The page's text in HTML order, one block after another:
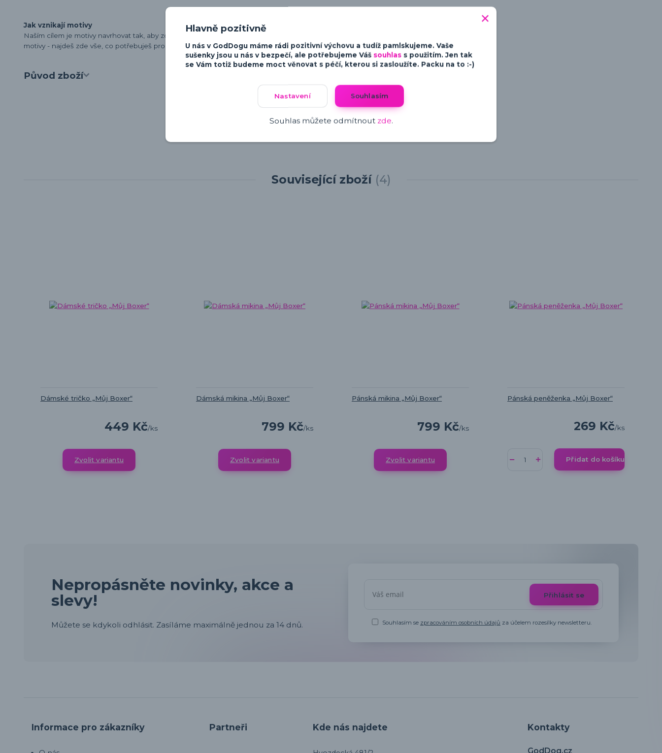
Jak vznikají motivy
Naším cílem je motivy navrhovat tak, aby zdůraznily osobnost a charakter psů. Od minimalistických a moderních designů po vtipné a hravé
motivy - najdeš zde vše, co potřebuješ pro vyjádření své lásky ke psům.
Původ zboží
Související zboží 4
Dámské tričko „Můj Boxer“
449 Kč/ks
Zvolit variantu
Dámská mikina „Můj Boxer“
799 Kč/ks
Zvolit variantu
Pánská mikina „Můj Boxer“
799 Kč/ks
Zvolit variantu
Pánská peněženka „Můj Boxer“
269 Kč/ks
Přidat do košíku
Nepropásněte novinky, akce a
slevy!
Můžete se kdykoli odhlásit. Zasíláme maximálně jednou za 14 dnů.
Přihlásit se
Souhlasím se zpracováním osobních údajů za účelem rozesílky newsletteru.
Informace pro zákazníky Partneři Kde nás najdete Kontakty
GodDog.cz
Hlavně pozitivně
U nás v GodDogu máme rádi pozitivní výchovu a tudíž pamlskujeme. Vaše
sušenky jsou u nás v bezpečí, ale potřebujeme Váš souhlas s použitím. Jen tak
se Vám totiž budeme moct věnovat s péčí, kterou si zasloužíte. Packu na to :-)
Nastavení Souhlasím
Souhlas můžete odmítnout zde.